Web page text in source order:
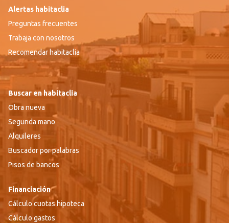
Alertas habitaclia
Preguntas frecuentes
Trabaja con nosotros
Recomendar habitaclia
Buscar en habitaclia
Obra nueva
Segunda mano
Alquileres
Buscador por palabras
Pisos de bancos
Financiación
Cálculo cuotas hipoteca
Cálculo gastos